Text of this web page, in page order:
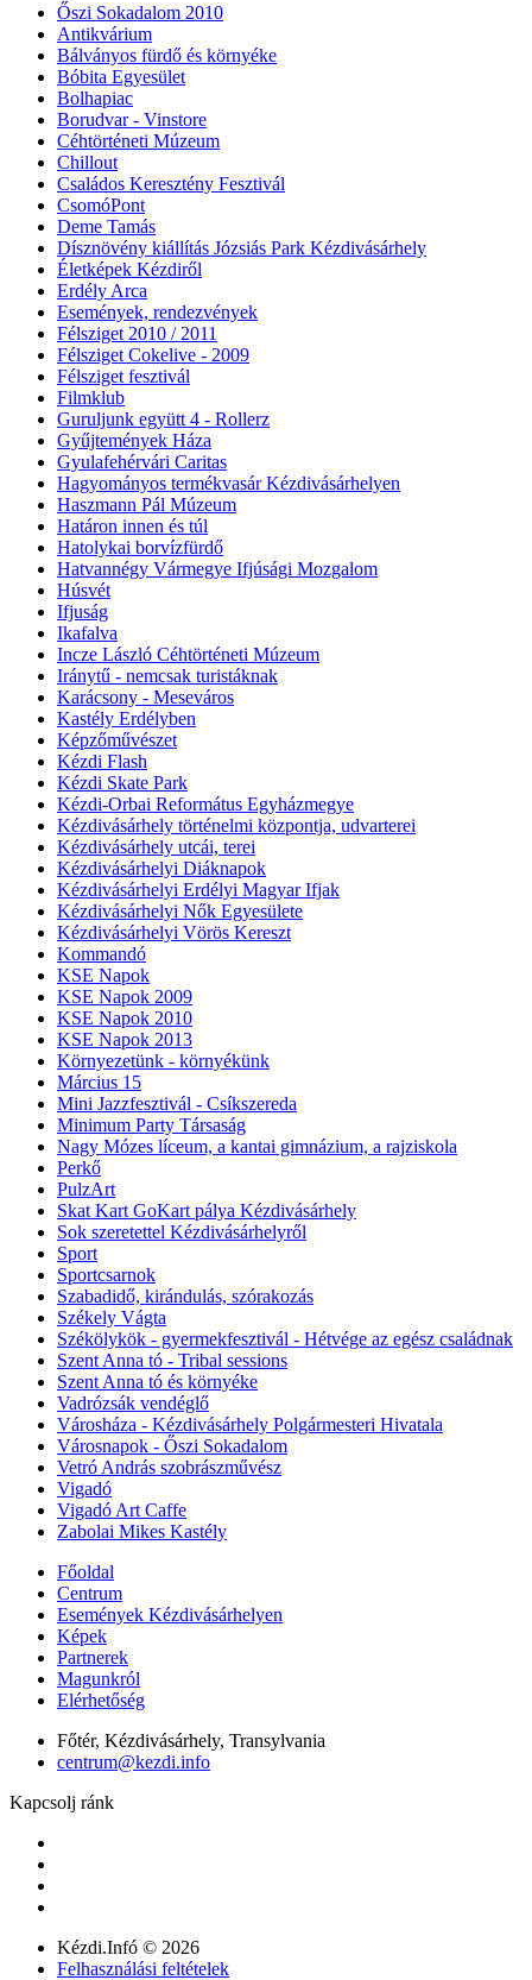
Őszi Sokadalom 2010
Antikvárium
Bálványos fürdő és környéke
Bóbita Egyesület
Bolhapiac
Borudvar - Vinstore
Céhtörténeti Múzeum
Chillout
Családos Keresztény Fesztivál
CsomóPont
Deme Tamás
Dísznövény kiállítás Józsiás Park Kézdivásárhely
Életképek Kézdiről
Erdély Arca
Események, rendezvények
Félsziget 2010 / 2011
Félsziget Cokelive - 2009
Félsziget fesztivál
Filmklub
Guruljunk együtt 4 - Rollerz
Gyűjtemények Háza
Gyulafehérvári Caritas
Hagyományos termékvasár Kézdivásárhelyen
Haszmann Pál Múzeum
Határon innen és túl
Hatolykai borvízfürdő
Hatvannégy Vármegye Ifjúsági Mozgalom
Húsvét
Ifjuság
Ikafalva
Incze László Céhtörténeti Múzeum
Iránytű - nemcsak turistáknak
Karácsony - Meseváros
Kastély Erdélyben
Képzőművészet
Kézdi Flash
Kézdi Skate Park
Kézdi-Orbai Református Egyházmegye
Kézdivásárhely történelmi központja, udvarterei
Kézdivásárhely utcái, terei
Kézdivásárhelyi Diáknapok
Kézdivásárhelyi Erdélyi Magyar Ifjak
Kézdivásárhelyi Nők Egyesülete
Kézdivásárhelyi Vörös Kereszt
Kommandó
KSE Napok
KSE Napok 2009
KSE Napok 2010
KSE Napok 2013
Környezetünk - környékünk
Március 15
Mini Jazzfesztivál - Csíkszereda
Minimum Party Társaság
Nagy Mózes líceum, a kantai gimnázium, a rajziskola
Perkő
PulzArt
Skat Kart GoKart pálya Kézdivásárhely
Sok szeretettel Kézdivásárhelyről
Sport
Sportcsarnok
Szabadidő, kirándulás, szórakozás
Székely Vágta
Székölykök - gyermekfesztivál - Hétvége az egész családnak
Szent Anna tó - Tribal sessions
Szent Anna tó és környéke
Vadrózsák vendéglő
Városháza - Kézdivásárhely Polgármesteri Hivatala
Városnapok - Őszi Sokadalom
Vetró András szobrászművész
Vigadó
Vigadó Art Caffe
Zabolai Mikes Kastély
Főoldal
Centrum
Események Kézdivásárhelyen
Képek
Partnerek
Magunkról
Elérhetőség
Főtér, Kézdivásárhely, Transylvania
centrum@kezdi.info
Kapcsolj ránk
Kézdi.Infó © 2026
Felhasználási feltételek